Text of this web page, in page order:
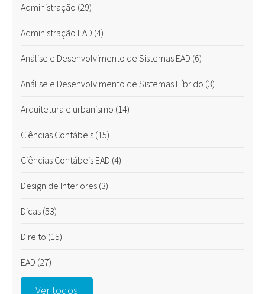
Administração (29)
Administração EAD (4)
Análise e Desenvolvimento de Sistemas EAD (6)
Análise e Desenvolvimento de Sistemas Híbrido (3)
Arquitetura e urbanismo (14)
Ciências Contábeis (15)
Ciências Contábeis EAD (4)
Design de Interiores (3)
Dicas (53)
Direito (15)
EAD (27)
Ver todos